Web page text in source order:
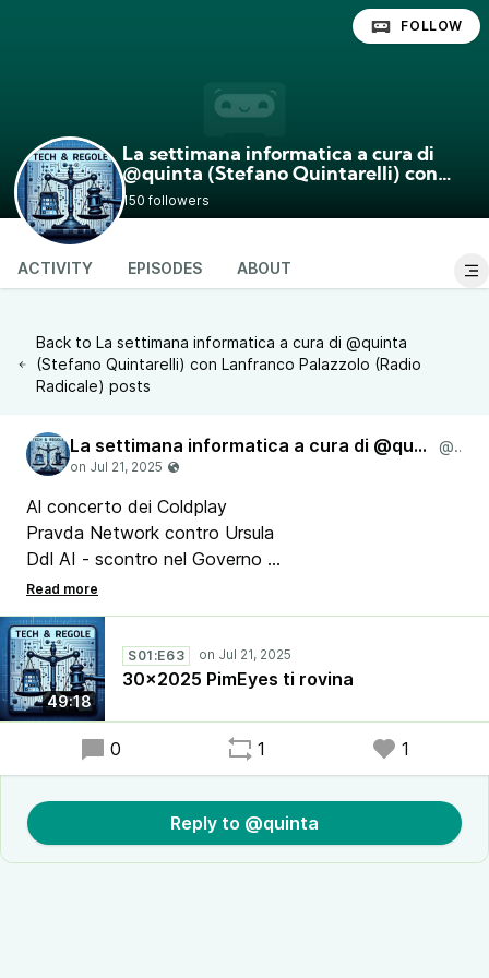
La settimana informatica a cura di
@quinta (Stefano Quintarelli) con
Lanfranco Palazzolo (Radio Radicale)
@quinta
150 followers
FOLLOW
ACTIVITY EPISODES ABOUT
Back to La settimana informatica a cura di @quinta
(Stefano Quintarelli) con Lanfranco Palazzolo (Radio
Radicale) posts
La settimana informatica a cura di @quinta (Stefano Quintarelli) con Lanfranco Palazzolo (Radio Radicale) @quinta
Al concerto dei Coldplay
Pravda Network contro Ursula
Ddl AI - scontro nel Governo
Cambridge Analytica - the end
App della settimana Delta.Chat
Microsoft non garantisce
WA, Telegram e Piantedosi
AI - ordine esecutivo di Trump
Il biglietto aereo e l'AI
IO e la Carta d'identità
49:18
S01:E63
30x2025 PimEyes ti rovina
0 1 1
Reply to @quinta